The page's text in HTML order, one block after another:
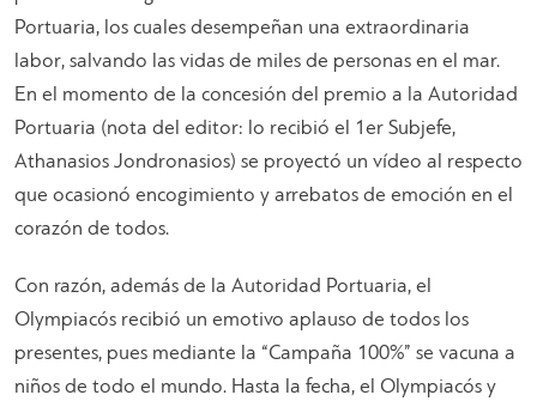
Portuaria, los cuales desempeñan una extraordinaria
labor, salvando las vidas de miles de personas en el mar.
En el momento de la concesión del premio a la Autoridad
Portuaria (nota del editor: lo recibió el 1er Subjefe,
Athanasios Jondronasios) se proyectó un vídeo al respecto
que ocasionó encogimiento y arrebatos de emoción en el
corazón de todos.
Con razón, además de la Autoridad Portuaria, el
Olympiacós recibió un emotivo aplauso de todos los
presentes, pues mediante la “Campaña 100%” se vacuna a
niños de todo el mundo. Hasta la fecha, el Olympiacós y